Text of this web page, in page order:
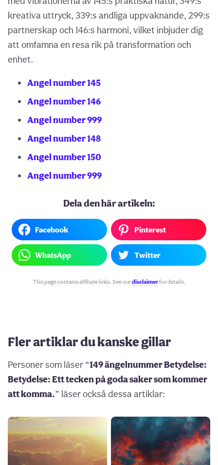
kreativa uttryck, 339:s andliga uppvaknande, 299:s
partnerskap och 146:s harmoni, vilket inbjuder dig
att omfamna en resa rik på transformation och
enhet.
Angel number 145
Angel number 146
Angel number 999
Angel number 148
Angel number 150
Angel number 999
Dela den här artikeln:
Facebook Pinterest
WhatsApp Twitter
This page contains affiliate links. See ourdisclaimerfor details.
Fler artiklar du kanske gillar
Personer som läser “149 ängelnummer Betydelse:
Betydelse: Ett tecken på goda saker som kommer
att komma.” läser också dessa artiklar: